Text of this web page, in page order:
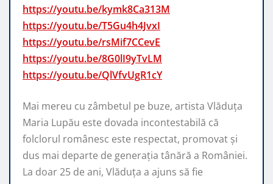
https://youtu.be/kymk8Ca313M
https://youtu.be/T5Gu4h4JvxI
https://youtu.be/rsMif7CCevE
https://youtu.be/8G0lI9yTvLM
https://youtu.be/QlVfvUgR1cY
Mai mereu cu zâmbetul pe buze, artista Vlăduța
Maria Lupău este dovada incontestabilă că
folclorul românesc este respectat, promovat şi
dus mai departe de generaţia tânără a României.
La doar 25 de ani, Vlăduța a ajuns să fie